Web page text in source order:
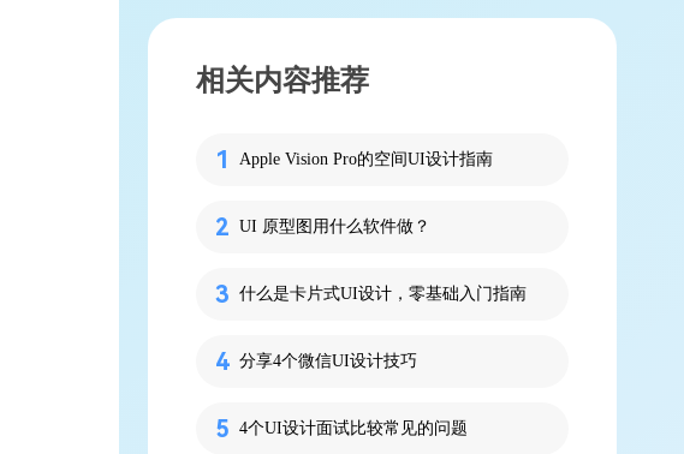
相关内容推荐
Apple Vision Pro的空间UI设计指南
UI 原型图用什么软件做？
什么是卡片式UI设计，零基础入门指南
分享4个微信UI设计技巧
4个UI设计面试比较常见的问题